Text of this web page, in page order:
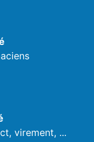
virement, ...